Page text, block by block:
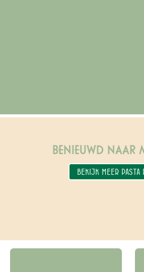
BENIEUWD NAAR
BEKIJK MEER PASTA